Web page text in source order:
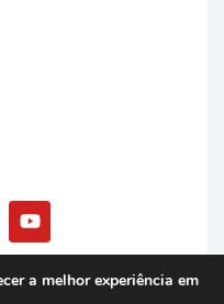
a melhor experiência em